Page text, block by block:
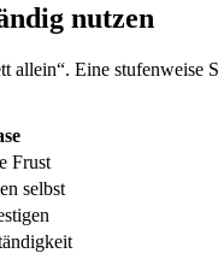
nutzen
allein“. Eine stufenweise
Frust
selbst